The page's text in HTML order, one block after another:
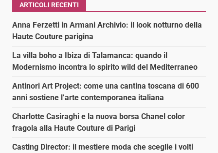
ARTICOLI RECENTI
Anna Ferzetti in Armani Archivio: il look notturno della
Haute Couture parigina
La villa boho a Ibiza di Talamanca: quando il
Modernismo incontra lo spirito wild del Mediterraneo
Antinori Art Project: come una cantina toscana di 600
anni sostiene l’arte contemporanea italiana
Charlotte Casiraghi e la nuova borsa Chanel color
fragola alla Haute Couture di Parigi
Casting Director: il mestiere moda che sceglie i volti